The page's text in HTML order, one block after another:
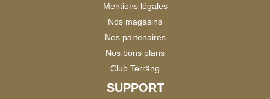
Mentions légales
Nos magasins
Nos partenaires
Nos bons plans
Club Terräng
SUPPORT